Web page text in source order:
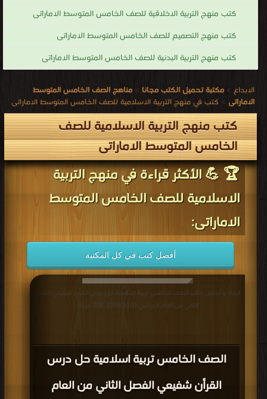
كتب منهج التربية الاخلاقية للصف الخامس المتوسط الاماراتى
كتب منهج التصميم للصف الخامس المتوسط الاماراتى
كتب منهج التربية البدنية للصف الخامس المتوسط الاماراتى
الابداع > مكتبة تحميل الكتب مجانا > مناهج الصف الخامس المتوسط
الاماراتى > كتب في منهج التربية الاسلامية للصف الخامس المتوسط الاماراتى
كتب منهج التربية الاسلامية للصف
الخامس المتوسط الاماراتى
🏆 💪 الأكثر قراءة في منهج التربية
الاسلامية للصف الخامس المتوسط
الاماراتى:
أفضل كتب في كل المكتبة
الصف الخامس تربية اسلامية حل درس
القرأن شفيعي الفصل الثاني من العام
قراءة و تحميل كتاب الصف الخامس تربية اسلامية حل درس القرأن شفيعي الفصل
الثاني من العام الدراسي 2019/2020 PDF مجانا